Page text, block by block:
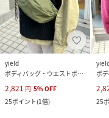
yield
ボディバッグ・ウエストポーチ
2,821 円 5%OFF
25ポイント(1倍)
25